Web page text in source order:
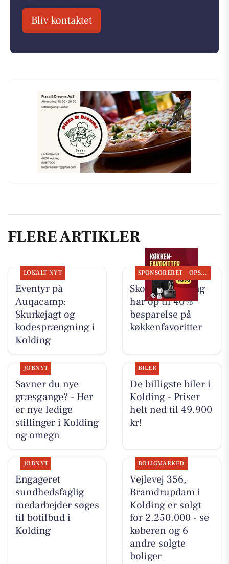
Bliv kontaktet
FLERE ARTIKLER
LOKALT NYT
Eventyr på
Auqacamp:
Skurkejagt og
kodesprængning i
Kolding
SPONSORERET OPSLAGSTAVLEN
Skousen Kolding
har op til 40%
besparelse på
køkkenfavoritter
JOBNYT
Savner du nye
græsgange? - Her
er nye ledige
stillinger i Kolding
og omegn
BILER
De billigste biler i
Kolding - Priser
helt ned til 49.900
kr!
JOBNYT
Engageret
sundhedsfaglig
medarbejder søges
til botilbud i
Kolding
BOLIGMARKED
Vejlevej 356,
Bramdrupdam i
Kolding er solgt
for 2.250.000 - se
køberen og 6
andre solgte
boliger